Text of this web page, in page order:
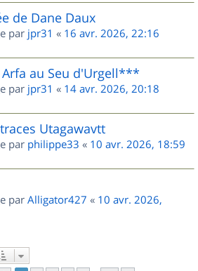
de Dane Daux
par jpr31 « 16 avr. 2026, 22:16
Arfa au Seu d'Urgell***
par jpr31 « 14 avr. 2026, 20:18
Utagawavtt
par philippe33 « 10 avr. 2026, 18:59
par Alligator427 « 10 avr. 2026,